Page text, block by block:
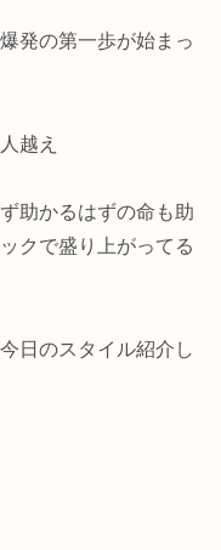
発の第一歩が始まっ
越え
助かるはずの命も助
クで盛り上がってる
日のスタイル紹介し